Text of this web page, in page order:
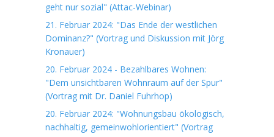
geht nur sozial" (Attac-Webinar)
21. Februar 2024: "Das Ende der westlichen
Dominanz?" (Vortrag und Diskussion mit Jörg
Kronauer)
20. Februar 2024 - Bezahlbares Wohnen:
"Dem unsichtbaren Wohnraum auf der Spur"
(Vortrag mit Dr. Daniel Fuhrhop)
20. Februar 2024: "Wohnungsbau ökologisch,
nachhaltig, gemeinwohlorientiert" (Vortrag